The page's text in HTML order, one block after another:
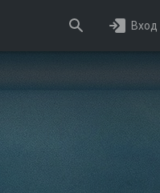
Вход